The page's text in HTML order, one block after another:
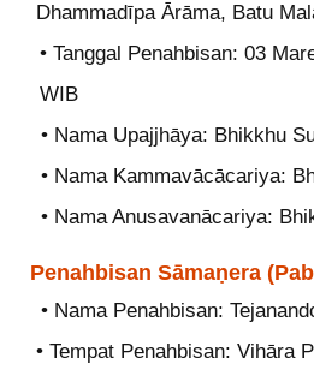
Dhammadīpa Ārāma, Batu
• Tanggal Penahbisan: 03
WIB
• Nama Upajjhāya: Bhikkhu
• Nama Kammavācācariya:
• Nama Anusavanācariya:
Penahbisan Sāmaṇera
• Nama Penahbisan:
• Tempat Penahbisan: Vihāra